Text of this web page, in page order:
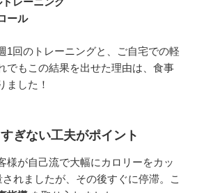
ール
1回のトレーニングと、ご自宅での軽
でもこの結果を出せた理由は、食事
ました！
ぎない工夫がポイント
様が自己流で大幅にカロリーをカッ
されましたが、その後すぐに停滞。こ